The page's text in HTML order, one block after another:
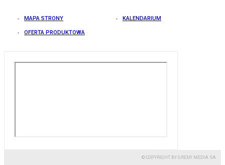
MAPA STRONY KALENDARIUM
OFERTA PRODUKTOWA
© COPYRIGHT BY GREMI MEDIA SA